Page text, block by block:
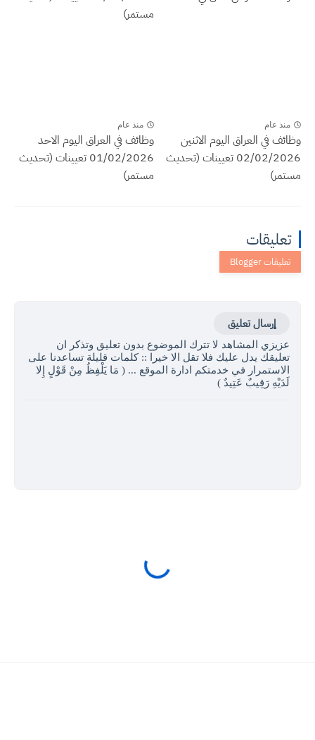
مستمر)
منذ عام
وظائف في العراق اليوم الاثنين
02/02/2026 تعيينات (تحديث
مستمر)
منذ عام
وظائف في العراق اليوم الاحد
01/02/2026 تعيينات (تحديث
مستمر)
تعليقات
إرسال تعليق
عزيزي المشاهد لا تترك الموضوع بدون تعليق وتذكر ان
تعليقك يدل عليك فلا تقل الا خيرا :: كلمات قليلة تساعدنا على
الاستمرار في خدمتكم ادارة الموقع ... ( مَا يَلْفِظُ مِنْ قَوْلٍ إِلا
لَدَيْهِ رَقِيبٌ عَتِيدٌ )